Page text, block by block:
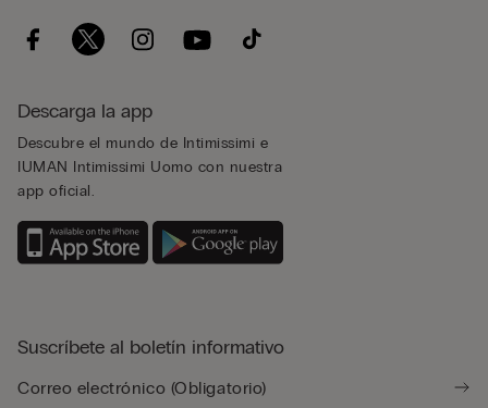
Descarga la app
Descubre el mundo de Intimissimi e
IUMAN Intimissimi Uomo con nuestra
app oficial.
Suscríbete al boletín informativo